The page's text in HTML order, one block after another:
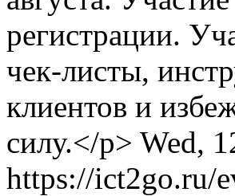
регистрации.
чек‑листы,
клиентов и
силу.</p> Wed,
https://ict2go.ru/